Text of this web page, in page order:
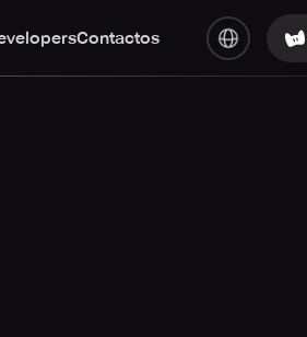
Contactos